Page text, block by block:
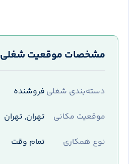
مشخصات موقعیت شغلی
دسته‌بندی شغلی فروشنده
موقعیت مکانی
تهران, تهران
نوع همکاری
تمام وقت